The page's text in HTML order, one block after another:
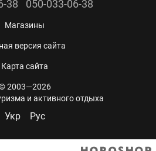
38 050-033-06-38
Магазины
версия сайта
Карта сайта
2003—2026
и активного отдыха
Укр Рус